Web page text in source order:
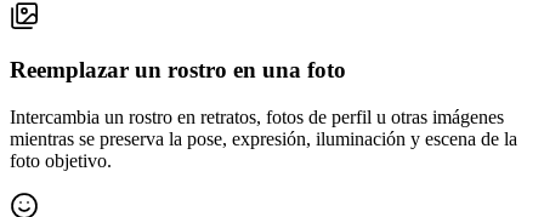
Reemplazar un rostro en una foto
Intercambia un rostro en retratos, fotos de perfil u otras imágenes
mientras se preserva la pose, expresión, iluminación y escena de la
foto objetivo.